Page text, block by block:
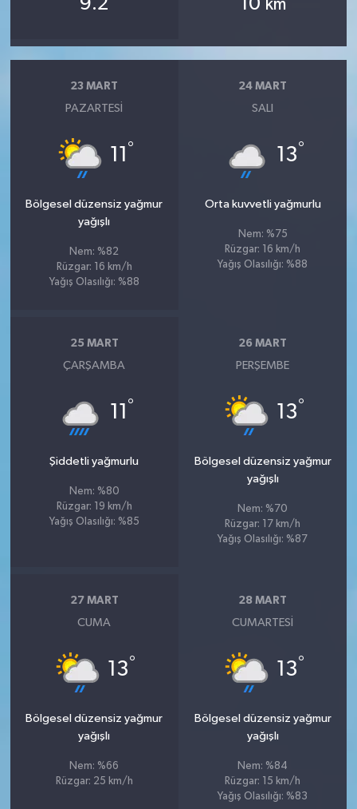
km
23 MART
PAZARTESI
11 °
Bölgesel düzensiz yağmur
yağışlı
Nem: %82
Rüzgar: 16 km/h
Yağış Olasılığı: %88
24 MART
SALI
13°
Orta kuvvetli yağmurlu
Nem: %75
Rüzgar: 16 km/h
Yağış Olasılığı: %88
25 MART
ÇARŞAMBA
11 °
Şiddetli yağmurlu
Nem: %80
Rüzgar: 19 km/h
Yağış Olasılığı: %85
26 MART
PERŞEMBE
13°
Bölgesel düzensiz yağmur
yağışlı
Nem: %70
Rüzgar: 17 km/h
Yağış Olasılığı: %87
27 MART
CUMA
13°
Bölgesel düzensiz yağmur
yağışlı
Nem: %66
Rüzgar: 25 km/h
28 MART
CUMARTESI
13°
Bölgesel düzensiz yağmur
yağışlı
Nem: %84
Rüzgar: 15 km/h
Yağış Olasılığı: %83